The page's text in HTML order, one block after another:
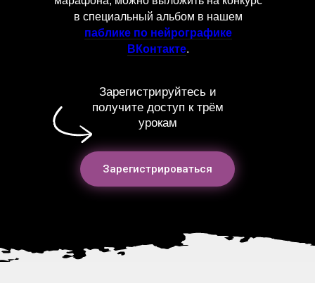
в специальный альбом в нашем
паблике по нейрографике
ВКонтакте.
Зарегистрируйтесь и
получите доступ к трём
урокам
Зарегистрироваться